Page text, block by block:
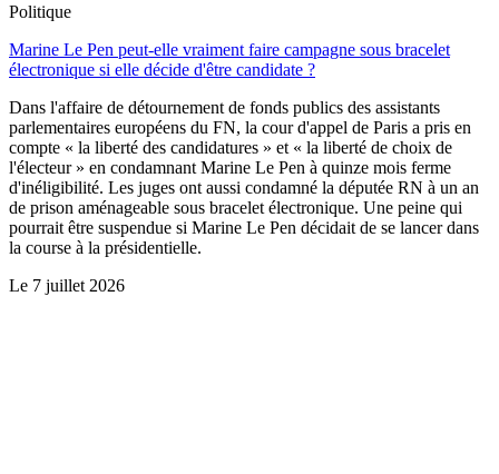
Politique
Marine Le Pen peut-elle vraiment faire campagne sous bracelet
électronique si elle décide d'être candidate ?
Dans l'affaire de détournement de fonds publics des assistants
parlementaires européens du FN, la cour d'appel de Paris a pris en
compte « la liberté des candidatures » et « la liberté de choix de
l'électeur » en condamnant Marine Le Pen à quinze mois ferme
d'inéligibilité. Les juges ont aussi condamné la députée RN à un an
de prison aménageable sous bracelet électronique. Une peine qui
pourrait être suspendue si Marine Le Pen décidait de se lancer dans
la course à la présidentielle.
Le 7 juillet 2026